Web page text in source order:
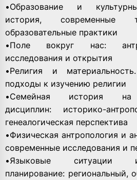
•Образование и
история, современные
образовательные практики
•Поле вокруг нас:
исследования и открытия
•Религия и
подходы к изучению религии
•Семейная история на
дисциплин: историко-
генеалогическая перспектива
•Физическая антропология и
современные исследования и
•Языковые ситуации
планирование: региональный,